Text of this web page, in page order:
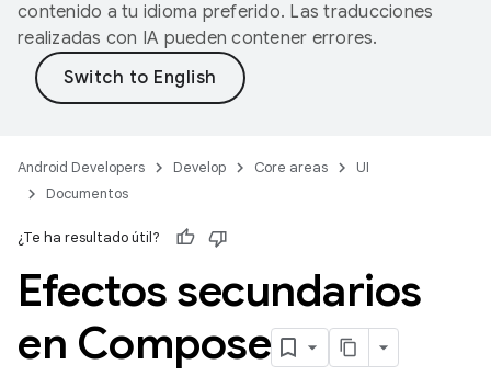
contenido a tu idioma preferido. Las traducciones
realizadas con IA pueden contener errores.
Android Developers Develop Core areas
UI
Documentos
¿Te ha resultado útil?
Efectos secundarios
en Compose